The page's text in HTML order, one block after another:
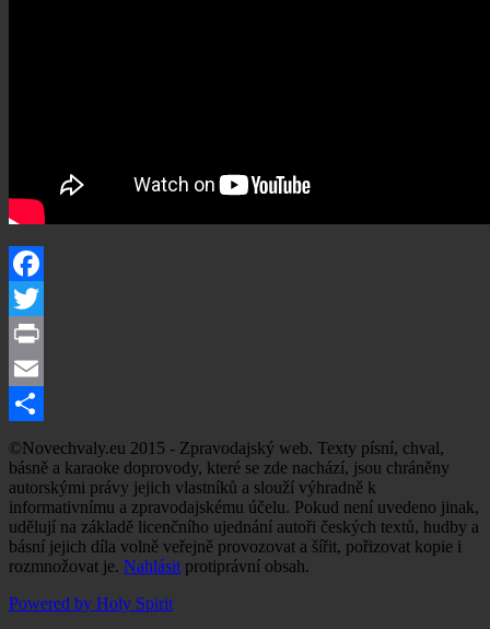
Facebook
Twitter
Print
Email
Share
©Novechvaly.eu 2015 - Zpravodajský web. Texty písní, chval,
básně a karaoke doprovody, které se zde nachází, jsou chráněny
autorskými právy jejich vlastníků a slouží výhradně k
informativnímu a zpravodajskému účelu. Pokud není uvedeno jinak,
udělují na základě licenčního ujednání autoři českých textů, hudby a
básní jejich díla volně veřejně provozovat a šířit, pořizovat kopie i
rozmnožovat je. Nahlásit protiprávní obsah.
Powered by Holy Spirit